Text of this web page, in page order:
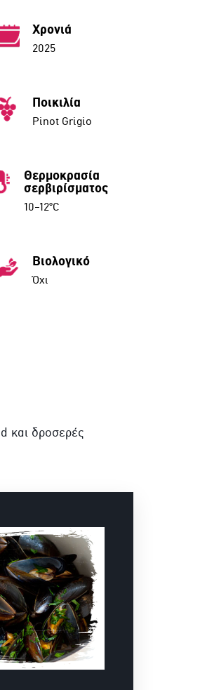
Χρονιά
2025
Ποικιλία
Pinot Grigio
Θερμοκρασία
σερβιρίσματος
10–12°C
Βιολογικό
Όχι
και δροσερές